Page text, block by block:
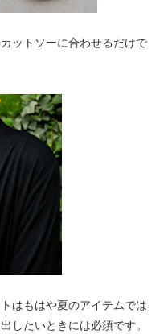
ットソーに合わせるだけで
はもはや夏のアイテムでは
したいときには必須です。